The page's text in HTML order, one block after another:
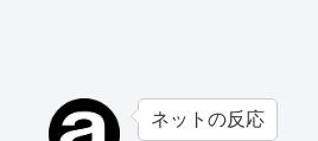
ネットの反応